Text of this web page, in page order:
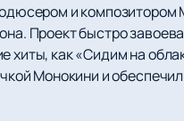
и
Проект быстро
как «Сидим на
Монокини и